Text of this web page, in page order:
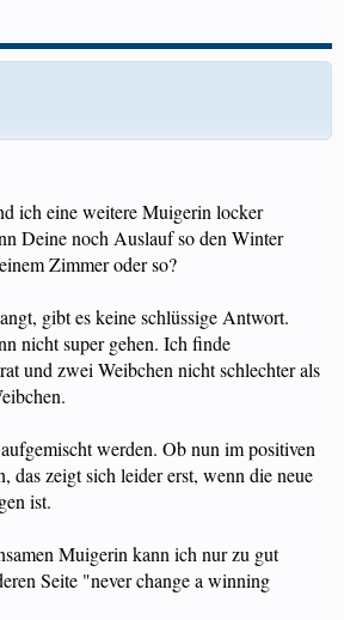
ich eine weitere Muigerin locker
Deine noch Auslauf so den Winter
Zimmer oder so?
gibt es keine schlüssige Antwort.
nicht super gehen. Ich finde
und zwei Weibchen nicht schlechter als
werden. Ob nun im positiven
das zeigt sich leider erst, wenn die neue
ist.
Muigerin kann ich nur zu gut
Seite "never change a winning